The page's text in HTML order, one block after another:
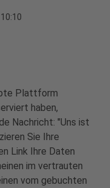
Plattform
haben,
Nachricht: "Uns ist
Sie Ihre
Link Ihre Daten
im vertrauten
vom gebuchten